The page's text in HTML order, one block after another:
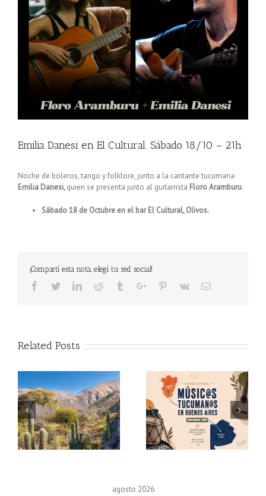
Emilia Danesi en El Cultural. Sábado 18/10 – 21h
Noche de boleros, tango y folklore, junto a la cantante tucumana
Emilia Danesi,quien se presenta junto al guitarrista Floro Aramburu.
Sábado 18 de Octubre en el bar El Cultural, Olivos.
¡Compartí esta nota, elegí tu red social!
Facebook
TwitterLinkedinReddit TumblrGoogle+Pinterest
Vk Email
Related Posts
agosto 2026